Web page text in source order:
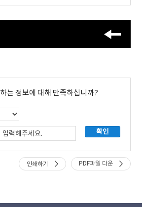
는 정보에 대해 만족하십니까?
PDF파일 다운
인쇄하기